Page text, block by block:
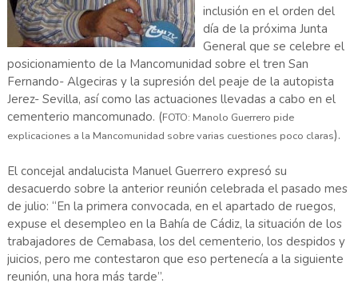
inclusión en el orden del
día de la próxima Junta
General que se celebre el
posicionamiento de la Mancomunidad sobre el tren San
Fernando- Algeciras y la supresión del peaje de la autopista
Jerez- Sevilla, así como las actuaciones llevadas a cabo en el
cementerio mancomunado. (FOTO: Manolo Guerrero pide
explicaciones a la Mancomunidad sobre varias cuestiones poco claras).
El concejal andalucista Manuel Guerrero expresó su
desacuerdo sobre la anterior reunión celebrada el pasado mes
de julio: “En la primera convocada, en el apartado de ruegos,
expuse el desempleo en la Bahía de Cádiz, la situación de los
trabajadores de Cemabasa, los del cementerio, los despidos y
juicios, pero me contestaron que eso pertenecía a la siguiente
reunión, una hora más tarde”.